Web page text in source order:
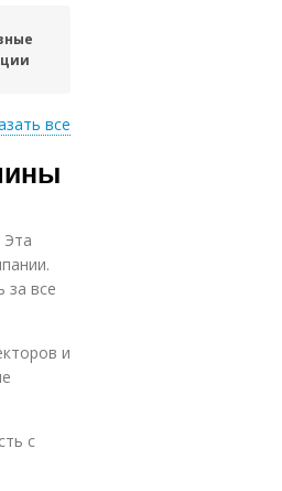
все
Эта
за все
и
с